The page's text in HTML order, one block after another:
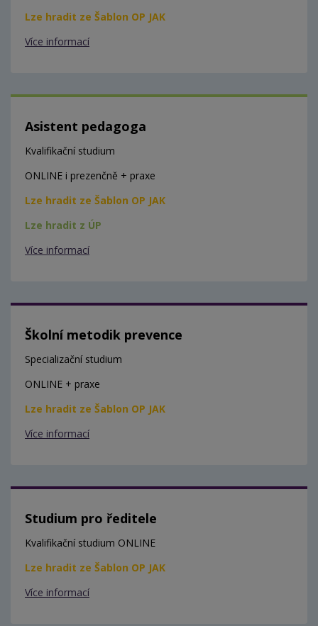
Lze hradit ze Šablon OP JAK
Více informací
Asistent pedagoga
Kvalifikační studium
ONLINE i prezenčně + praxe
Lze hradit ze Šablon OP JAK
Lze hradit z ÚP
Více informací
Školní metodik prevence
Specializační studium
ONLINE + praxe
Lze hradit ze Šablon OP JAK
Více informací
Studium pro ředitele
Kvalifikační studium ONLINE
Lze hradit ze Šablon OP JAK
Více informací